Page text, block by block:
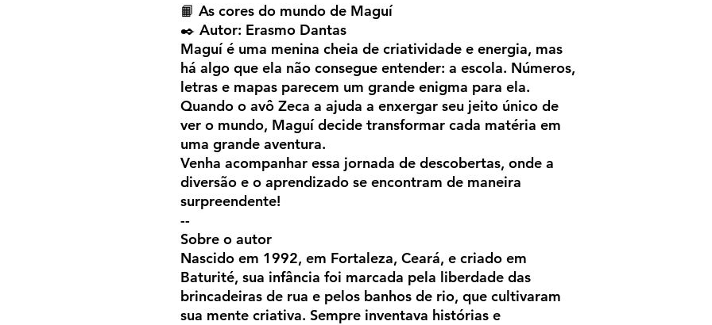
📙 As cores do mundo de Maguí
✒️ Autor: Erasmo Dantas
Maguí é uma menina cheia de criatividade e energia, mas
há algo que ela não consegue entender: a escola. Números,
letras e mapas parecem um grande enigma para ela.
Quando o avô Zeca a ajuda a enxergar seu jeito único de
ver o mundo, Maguí decide transformar cada matéria em
uma grande aventura.
Venha acompanhar essa jornada de descobertas, onde a
diversão e o aprendizado se encontram de maneira
surpreendente!
--
Sobre o autor
Nascido em 1992, em Fortaleza, Ceará, e criado em
Baturité, sua infância foi marcada pela liberdade das
brincadeiras de rua e pelos banhos de rio, que cultivaram
sua mente criativa. Sempre inventava histórias e